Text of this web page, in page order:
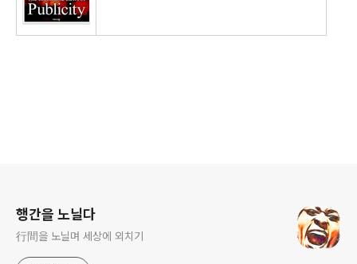
행간을 노닐다
行間을 노닐며 세상에 외치기